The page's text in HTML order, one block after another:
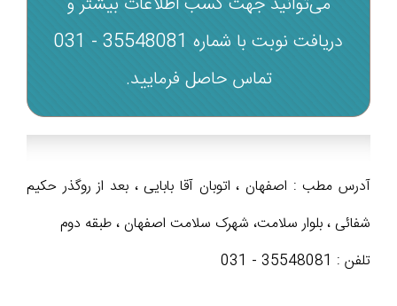
دریافت نوبت با شماره‌ 35548081 - 031
تماس حاصل فرمایید.
آدرس مطب : اصفهان ، اتوبان آقا بابایی ، بعد از روگذر حکیم
شفائی ، بلوار سلامت، شهرک سلامت اصفهان ، طبقه دوم
تلفن : 35548081 - 031